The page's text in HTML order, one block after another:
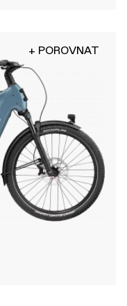
+ POROVNAT